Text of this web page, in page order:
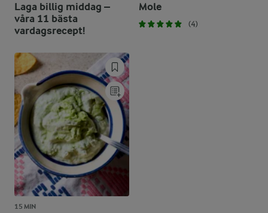
Laga billig middag –
våra 11 bästa
vardagsrecept!
Mole
(4)
15 MIN